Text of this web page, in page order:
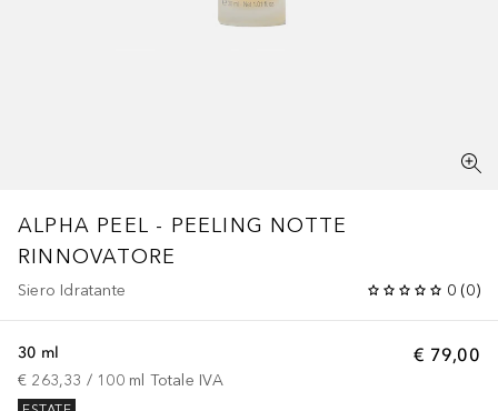
ALPHA PEEL - PEELING NOTTE
RINNOVATORE
Siero Idratante 0 (0)
€ 79,00
30 ml
€ 263,33 / 100 ml Totale IVA